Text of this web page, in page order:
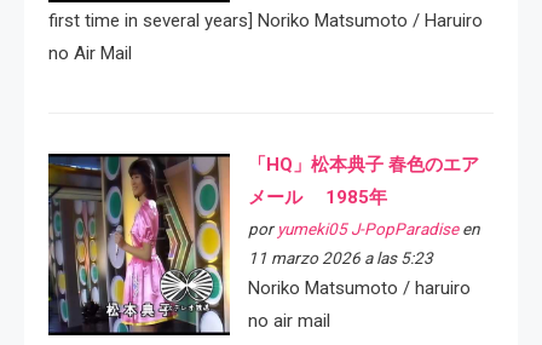
first time in several years] Noriko Matsumoto / Haruiro
no Air Mail
「HQ」松本典子 春色のエア
メール 1985年
por yumeki05 J-PopParadiseen
11 marzo 2026 a las 5:23
Noriko Matsumoto / haruiro
no air mail